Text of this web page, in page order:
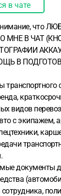
в чате
что
МНЕ В ЧАТ
В
транспортного
видов
с экипажем,
документы
сотрудника,